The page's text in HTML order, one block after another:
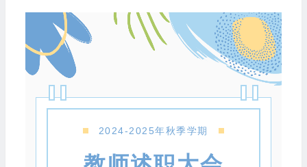
2024-2025年秋季学期